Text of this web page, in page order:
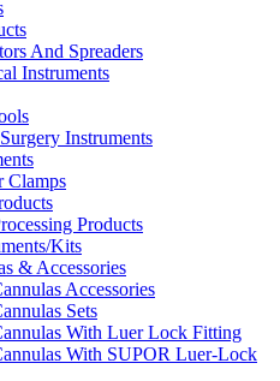
And Spreaders
Instruments
Instruments
Clamps
Products
Kits
& Accessories
Accessories
Sets
With Luer Lock Fitting
With SUPOR Luer-Lock